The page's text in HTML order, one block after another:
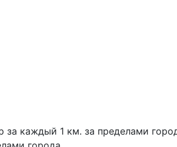
каждый 1 км. за пределами